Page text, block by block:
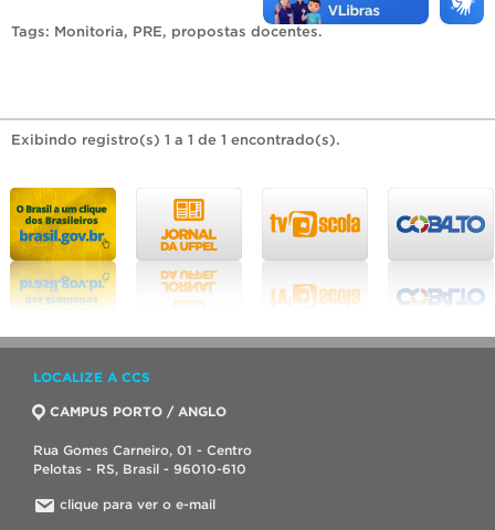
Tags: Monitoria, PRE, propostas docentes.
Exibindo registro(s) 1 a 1 de 1 encontrado(s).
LOCALIZE A CCS
CAMPUS PORTO / ANGLO
Rua Gomes Carneiro, 01 - Centro
Pelotas - RS, Brasil - 96010-610
clique para ver o e-mail